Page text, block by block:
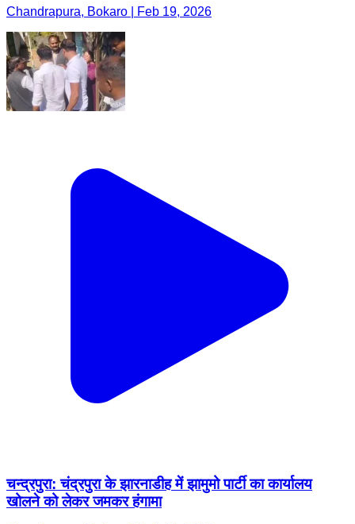
Chandrapura, Bokaro | Feb 19, 2026
चन्द्रपुरा: चंद्रपुरा के झारनाडीह में झामुमो पार्टी का कार्यालय
खोलने को लेकर जमकर हंगामा